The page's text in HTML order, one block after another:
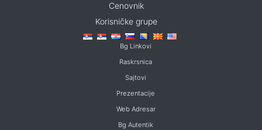
Cenovnik
Korisničke grupe
Bg Linkovi
Raskrsnica
Sajtovi
Prezentacije
Web Adresar
Bg Autentik